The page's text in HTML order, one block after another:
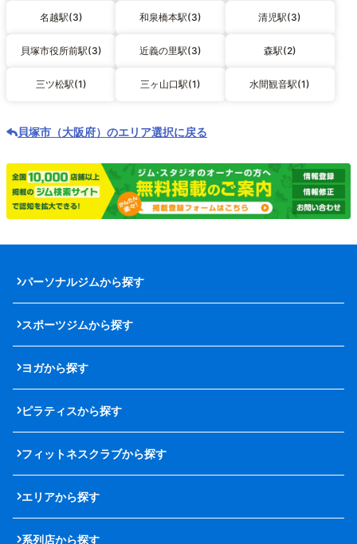
名越駅(3) 和泉橋本駅(3) 清児駅(3)
貝塚市役所前駅(3) 近義の里駅(3) 森駅(2)
三ツ松駅(1) 三ヶ山口駅(1) 水間観音駅(1)
貝塚市（大阪府）のエリア選択に戻る
パーソナルジムから探す
スポーツジムから探す
ヨガから探す
ピラティスから探す
フィットネスクラブから探す
エリアから探す
系列店から探す